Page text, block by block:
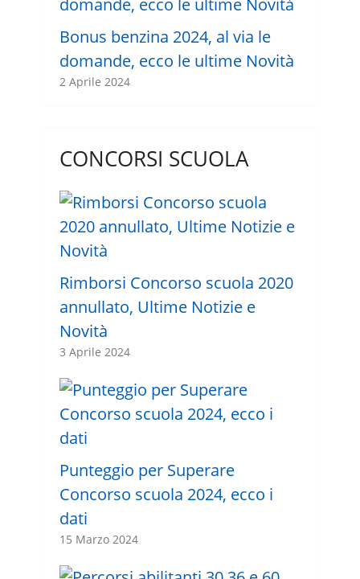
Bonus benzina 2024, al via le
domande, ecco le ultime Novità
2 Aprile 2024
CONCORSI SCUOLA
Rimborsi Concorso scuola 2020
annullato, Ultime Notizie e
Novità
3 Aprile 2024
Punteggio per Superare
Concorso scuola 2024, ecco i
dati
15 Marzo 2024